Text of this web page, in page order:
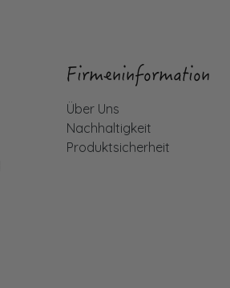
Firmeninformation
Über Uns
Nachhaltigkeit
Produktsicherheit